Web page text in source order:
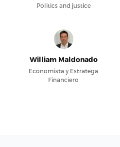
Politics and justice
William Maldonado
Economista y Estratega
Financiero